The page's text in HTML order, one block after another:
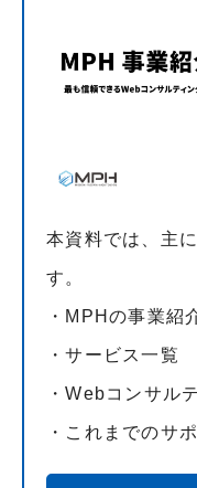
本資料では、主
す。
・MPHの事業紹
・サービス一覧
・Webコンサル
・これまでのサ